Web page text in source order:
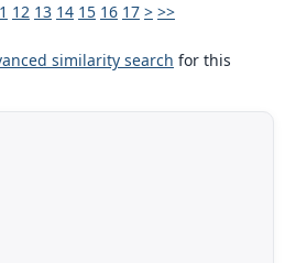
12 13 14 15 16 17 > >>
similarity search for this